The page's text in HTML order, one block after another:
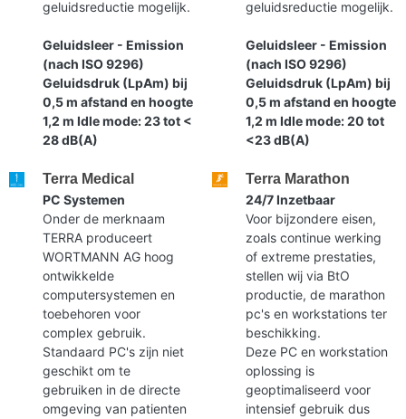
geluidsreductie mogelijk.
Geluidsleer - Emission
(nach ISO 9296)
Geluidsdruk (LpAm) bij
0,5 m afstand en hoogte
1,2 m Idle mode: 23 tot <
28 dB(A)
geluidsreductie mogelijk.
Geluidsleer - Emission
(nach ISO 9296)
Geluidsdruk (LpAm) bij
0,5 m afstand en hoogte
1,2 m Idle mode: 20 tot
<23 dB(A)
Terra Medical
PC Systemen
Onder de merknaam
TERRA produceert
WORTMANN AG hoog
ontwikkelde
computersystemen en
toebehoren voor
complex gebruik.
Standaard PC's zijn niet
geschikt om te
gebruiken in de directe
omgeving van patienten
Terra Marathon
24/7 Inzetbaar
Voor bijzondere eisen,
zoals continue werking
of extreme prestaties,
stellen wij via BtO
productie, de marathon
pc's en workstations ter
beschikking.
Deze PC en workstation
oplossing is
geoptimaliseerd voor
intensief gebruik dus